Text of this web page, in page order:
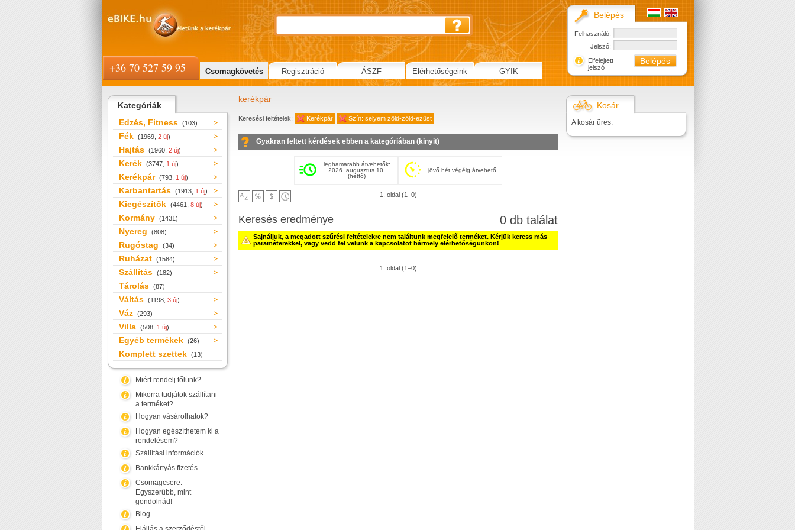
Kategóriák
Edzés, Fitness (103)
Fék (1969, 2 új)
Hajtás (1960, 2 új)
Kerék (3747, 1 új)
Kerékpár (793, 1 új)
Karbantartás (1913, 1 új)
Kiegészítők (4461, 8 új)
Kormány (1431)
Nyereg (808)
Rugóstag (34)
Ruházat (1584)
Szállítás (182)
Tárolás (87)
Váltás (1198, 3 új)
Váz (293)
Villa (508, 1 új)
Egyéb termékek (26)
Komplett szettek (13)
Miért rendelj tőlünk?
Mikorra tudjátok szállítani
a terméket?
Hogyan vásárolhatok?
Hogyan egészíthetem ki a
rendelésem?
Szállítási információk
Bankkártyás fizetés
Csomagcsere.
Egyszerűbb, mint
gondolnád!
Blog
kerékpár
Keresési feltételek: Kerékpár Szín: selyem zöld-zöld-ezüst
Gyakran feltett kérdések ebben a kategóriában (kinyit)
leghamarabb átvehetők:
2026. augusztus 10.
(hétfő)
jövő hét végéig átvehető
1. oldal (1–0)
0 db találat
Keresés eredménye
Sajnáljuk, a megadott szűrési feltételekre nem találtunk megfelelő terméket. Kérjük keress más
paraméterekkel, vagy vedd fel velünk a kapcsolatot bármely elérhetőségünkön!
1. oldal (1–0)
Kosár
A kosár üres.
Belépés
Felhasználó:
Jelszó:
Elfelejtett
jelszó
+36 70 527 59 95 Csomagkövetés Regisztráció ÁSZF Elérhetőségeink GYIK